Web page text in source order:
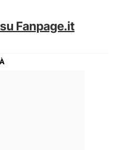
Fanpage.it